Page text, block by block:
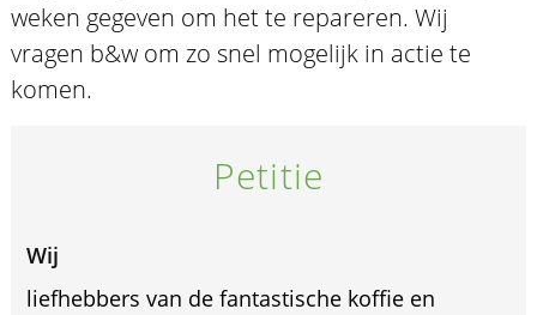
weken gegeven om het te repareren. Wij
vragen b&w om zo snel mogelijk in actie te
komen.
Petitie
Wij
liefhebbers van de fantastische koffie en